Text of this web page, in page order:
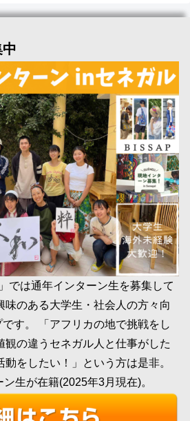
では通年インターン生を募集して
味のある大学生・社会人の方々向
す。 「アフリカの地で挑戦をし
観の違うセネガル人と仕事がした
をしたい！」という方は是非。
生が在籍(2025年3月現在)。